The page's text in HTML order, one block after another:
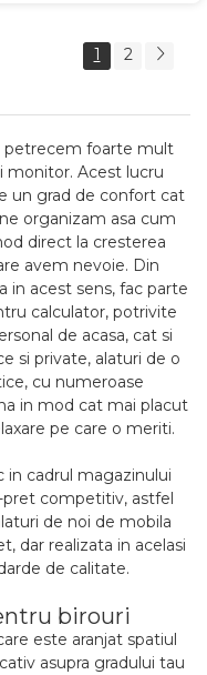
1 2
petrecem foarte mult
monitor. Acest lucru
un grad de confort cat
organizam asa cum
direct la cresterea
avem nevoie. Din
in acest sens, fac parte
calculator, potrivite
de acasa, cat si
si private, alaturi de o
cu numeroase
in mod cat mai placut
pe care o meriti.
in cadrul magazinului
competitiv, astfel
de noi de mobila
dar realizata in acelasi
de calitate.
birouri
este aranjat spatiul
asupra gradului tau